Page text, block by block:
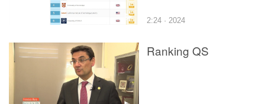
2:24 · 2024
Ranking QS